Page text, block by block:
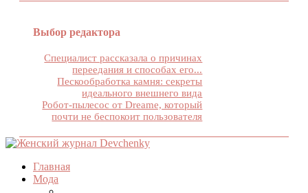
Выбор редактора
Специалист рассказала о причинах
переедания и способах его...
Пескообработка камня: секреты
идеального внешнего вида
Робот-пылесос от Dreame, который
почти не беспокоит пользователя
Главная
Мода